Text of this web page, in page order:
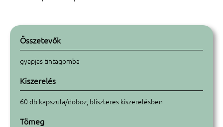
Összetevők
gyapjas tintagomba
Kiszerelés
60 db kapszula/doboz, bliszteres kiszerelésben
Tömeg